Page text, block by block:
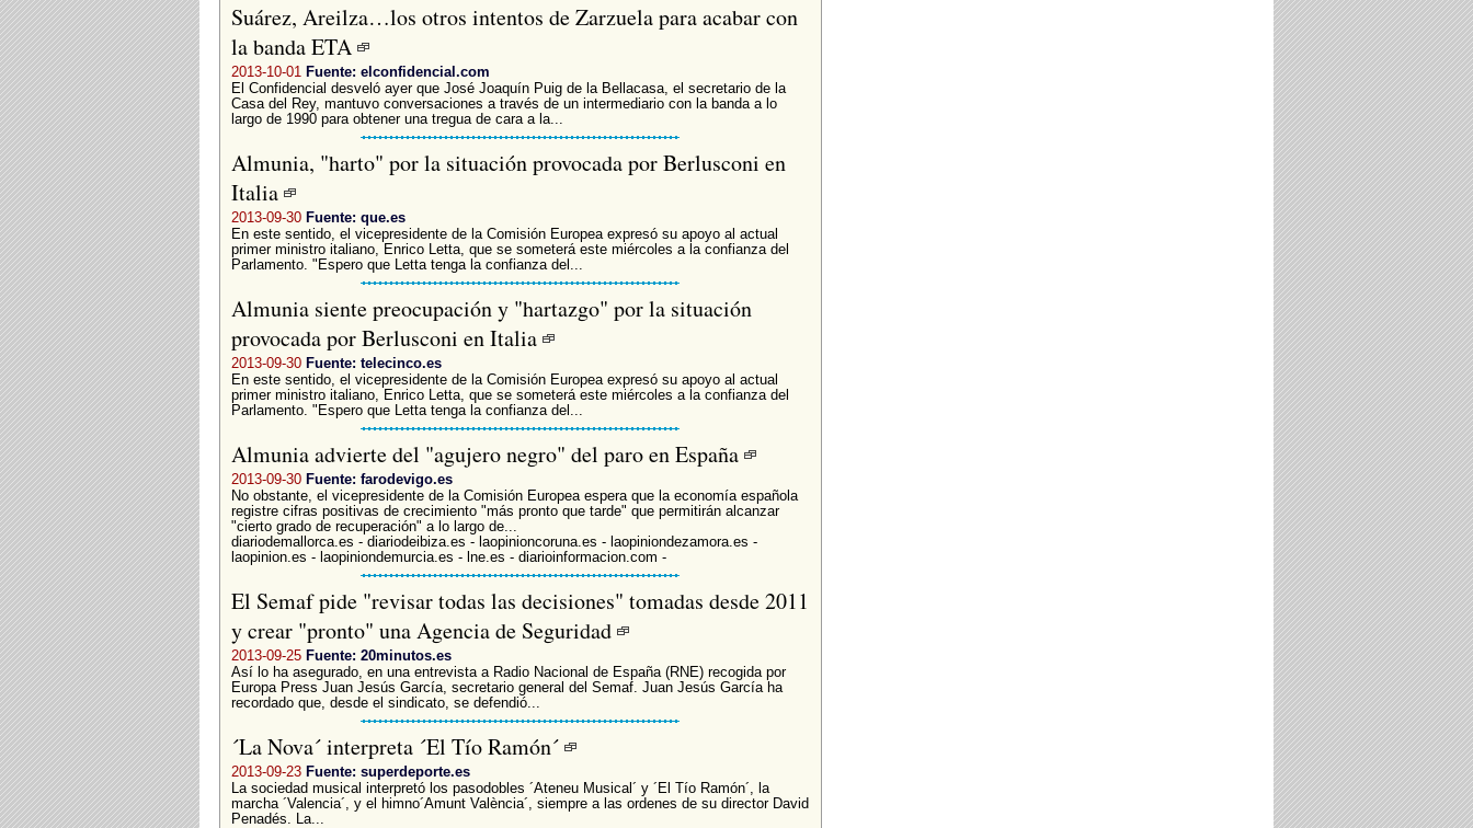
Suárez, Areilza…los otros intentos de Zarzuela para acabar con
la banda ETA
2013-10-01 Fuente: elconfidencial.com
El Confidencial desveló ayer que José Joaquín Puig de la Bellacasa, el secretario de la
Casa del Rey, mantuvo conversaciones a través de un intermediario con la banda a lo
largo de 1990 para obtener una tregua de cara a la...
Almunia, "harto" por la situación provocada por Berlusconi en
Italia
2013-09-30 Fuente: que.es
En este sentido, el vicepresidente de la Comisión Europea expresó su apoyo al actual
primer ministro italiano, Enrico Letta, que se someterá este miércoles a la confianza del
Parlamento. "Espero que Letta tenga la confianza del...
Almunia siente preocupación y "hartazgo" por la situación
provocada por Berlusconi en Italia
2013-09-30 Fuente: telecinco.es
En este sentido, el vicepresidente de la Comisión Europea expresó su apoyo al actual
primer ministro italiano, Enrico Letta, que se someterá este miércoles a la confianza del
Parlamento. "Espero que Letta tenga la confianza del...
Almunia advierte del "agujero negro" del paro en España
2013-09-30 Fuente: farodevigo.es
No obstante, el vicepresidente de la Comisión Europea espera que la economía española
registre cifras positivas de crecimiento "más pronto que tarde" que permitirán alcanzar
"cierto grado de recuperación" a lo largo de...
diariodemallorca.es - diariodeibiza.es - laopinioncoruna.es - laopiniondezamora.es -
laopinion.es - laopiniondemurcia.es - lne.es - diarioinformacion.com -
El Semaf pide "revisar todas las decisiones" tomadas desde 2011
y crear "pronto" una Agencia de Seguridad
2013-09-25 Fuente: 20minutos.es
Así lo ha asegurado, en una entrevista a Radio Nacional de España (RNE) recogida por
Europa Press Juan Jesús García, secretario general del Semaf. Juan Jesús García ha
recordado que, desde el sindicato, se defendió...
´La Nova´ interpreta ´El Tío Ramón´
2013-09-23 Fuente: superdeporte.es
La sociedad musical interpretó los pasodobles ´Ateneu Musical´ y ´El Tío Ramón´, la
marcha ´Valencia´, y el himno´Amunt València´, siempre a las ordenes de su director David
Penadés. La...